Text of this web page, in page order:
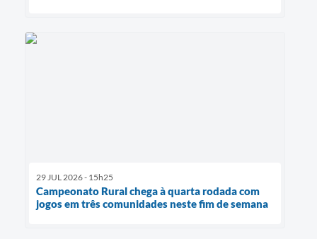
29 JUL 2026 - 15h25
Campeonato Rural chega à quarta rodada com
jogos em três comunidades neste fim de semana